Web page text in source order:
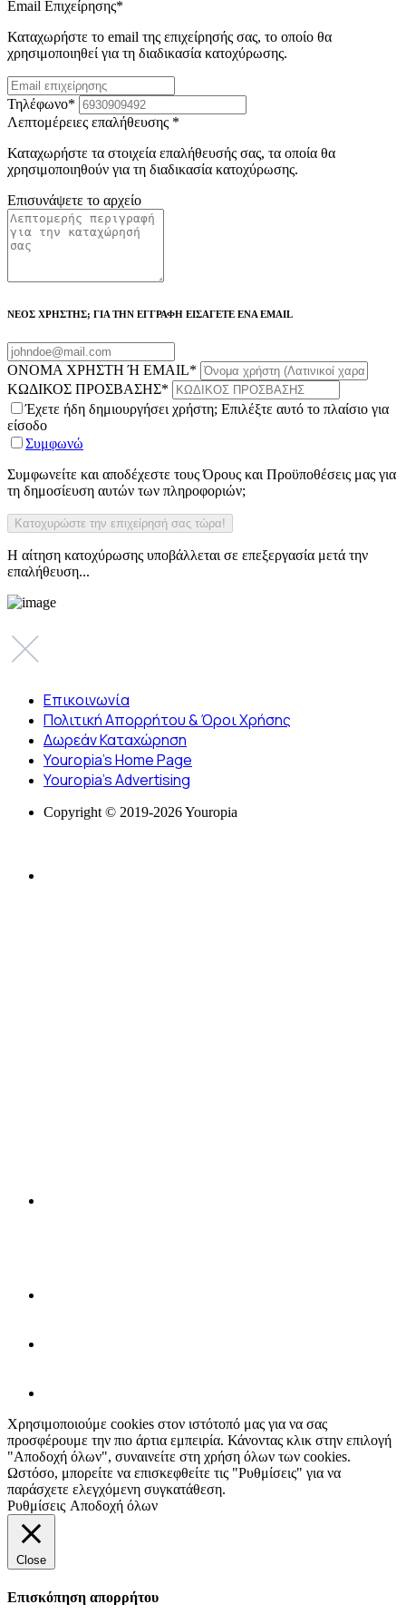
Email Επιχείρησης*
Καταχωρήστε το email της επιχείρησής σας, το οποίο θα
χρησιμοποιηθεί για τη διαδικασία κατοχύρωσης.
Τηλέφωνο*
Λεπτομέρειες επαλήθευσης *
Καταχωρήστε τα στοιχεία επαλήθευσής σας, τα οποία θα
χρησιμοποιηθούν για τη διαδικασία κατοχύρωσης.
Επισυνάψετε το αρχείο
ΝΕΟΣ ΧΡΗΣΤΗΣ; ΓΙΑ ΤΗΝ ΕΓΓΡΑΦΗ ΕΙΣΑΓΕΤΕ ΕΝΑ EMAIL
ΟΝΟΜΑ ΧΡΗΣΤΗ Ή EMAIL*
ΚΩΔΙΚΟΣ ΠΡΟΣΒΑΣΗΣ*
Έχετε ήδη δημιουργήσει χρήστη; Επιλέξτε αυτό το πλαίσιο για
είσοδο
Συμφωνώ
Συμφωνείτε και αποδέχεστε τους Όρους και Προϋποθέσεις μας για
τη δημοσίευση αυτών των πληροφοριών;
Η αίτηση κατοχύρωσης υποβάλλεται σε επεξεργασία μετά την
επαλήθευση...
Επικοινωνία
Πολιτική Απορρήτου & Όροι Χρήσης
Δωρεάν Καταχώρηση
Youropia’s Home Page
Youropia’s Advertising
Copyright © 2019-2026 Youropia
Χρησιμοποιούμε cookies στον ιστότοπό μας για να σας
προσφέρουμε την πιο άρτια εμπειρία. Κάνοντας κλικ στην επιλογή
"Αποδοχή όλων", συναινείτε στη χρήση όλων των cookies.
Ωστόσο, μπορείτε να επισκεφθείτε τις "Ρυθμίσεις" για να
παράσχετε ελεγχόμενη συγκατάθεση.
Ρυθμίσεις Αποδοχή όλων
Close
Επισκόπηση απορρήτου